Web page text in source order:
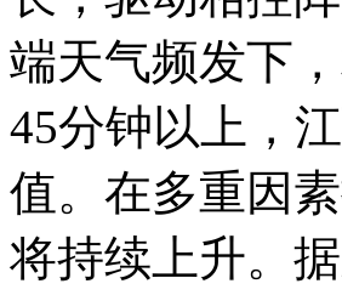
端天气频发下
45分钟以上，
值。在多重因
将持续上升。